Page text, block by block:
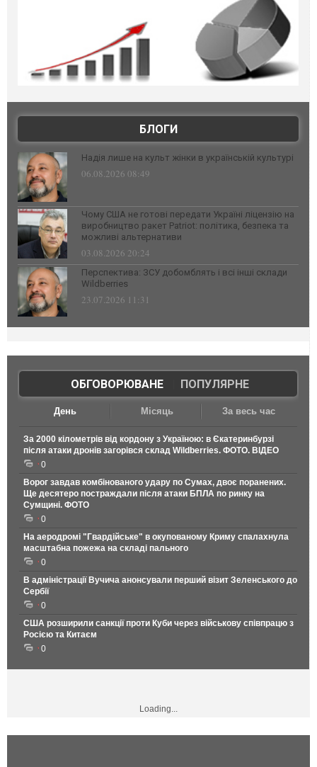
БЛОГИ
Надія лише на культ жінки в українській культурі
06.08.2026 08:49
Чому США не готові передати Україні ліцензію на
виробництво ракет Patriot: політика, безпека та
можливі альтернативи
03.08.2026 20:24
Перспектива: ЗСУ добомблять і всі інші склади
Wildberries
23.07.2026 11:31
ОБГОВОРЮВАНЕ| ПОПУЛЯРНЕ
День Місяць За весь час
За 2000 кілометрів від кордону з Україною: в Єкатеринбурзі
після атаки дронів загорівся склад Wildberries. ФОТО. ВІДЕО
0
Ворог завдав комбінованого удару по Сумах, двоє поранених.
Ще десятеро постраждали після атаки БПЛА по ринку на
Сумщині. ФОТО
0
На аеродромі "Гвардійське" в окупованому Криму спалахнула
масштабна пожежа на складі пального
0
В адміністрації Вучича анонсували перший візит Зеленського до
Сербії
0
США розширили санкції проти Куби через військову співпрацю з
Росією та Китаєм
0
Loading...